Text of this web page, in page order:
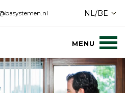
NL/BE